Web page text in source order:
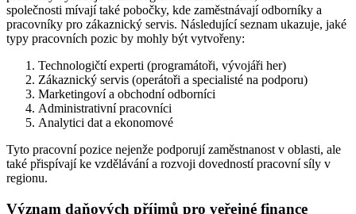
společnosti mívají také pobočky, kde zaměstnávají odborníky a
pracovníky pro zákaznický servis. Následující seznam ukazuje, jaké
typy pracovních pozic by mohly být vytvořeny:
Technologičtí experti (programátoři, vývojáři her)
Zákaznický servis (operátoři a specialisté na podporu)
Marketingoví a obchodní odborníci
Administrativní pracovníci
Analytici dat a ekonomové
Tyto pracovní pozice nejenže podporují zaměstnanost v oblasti, ale
také přispívají ke vzdělávání a rozvoji dovedností pracovní síly v
regionu.
Význam daňových příjmů pro veřejné finance